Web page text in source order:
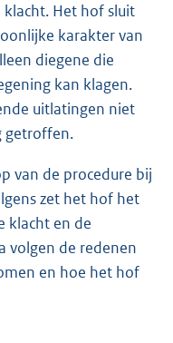
Het hof sluit
karakter van
diegene die
kan klagen.
uitlatingen niet
getroffen.
van de procedure bij
zet het hof het
klacht en de
volgen de redenen
en hoe het hof